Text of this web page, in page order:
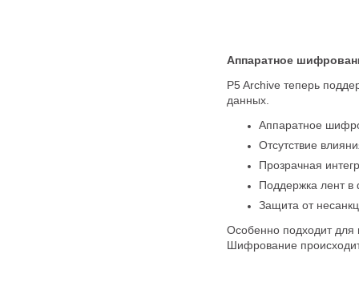
Аппаратное
P5 Archive теперь
данных.
Аппаратное
Отсутствие
Прозрачная
Поддержка лент
Защита от
Особенно подходит
Шифрование